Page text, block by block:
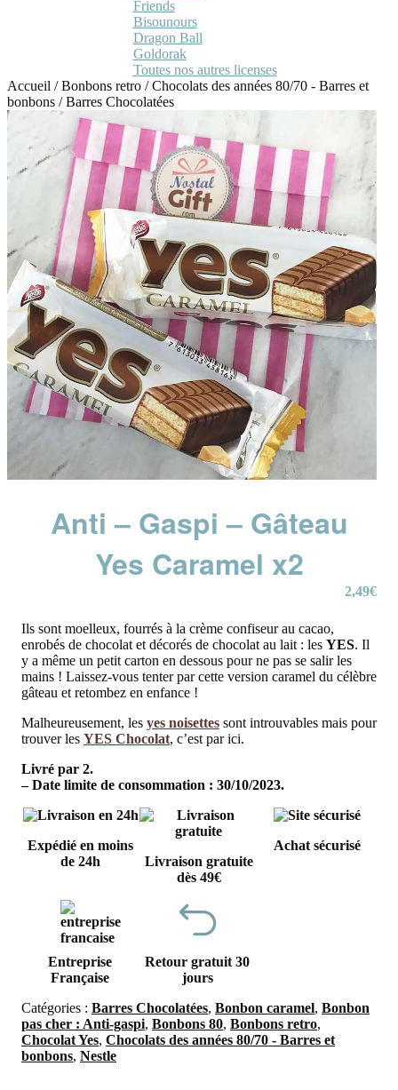
Friends
Bisounours
Dragon Ball
Goldorak
Toutes nos autres licenses
Accueil /Bonbons retro /Chocolats des années 80/70 - Barres et
bonbons /Barres Chocolatées
Anti – Gaspi – Gâteau
Yes Caramel x2
2,49€
Ils sont moelleux, fourrés à la crème confiseur au cacao,
enrobés de chocolat et décorés de chocolat au lait : les YES. Il
y a même un petit carton en dessous pour ne pas se salir les
mains ! Laissez-vous tenter par cette version caramel du célèbre
gâteau et retombez en enfance !
Malheureusement, les yes noisettes sont introuvables mais pour
trouver les YES Chocolat, c’est par ici.
Livré par 2.
– Date limite de consommation : 30/10/2023.
Expédié en moins
de 24h
Livraison gratuite
dès 49€
Achat sécurisé
Entreprise
Française
Retour gratuit 30
jours
Catégories : Barres Chocolatées, Bonbon caramel, Bonbon
pas cher : Anti-gaspi, Bonbons 80, Bonbons retro,
Chocolat Yes, Chocolats des années 80/70 - Barres et
bonbons, Nestle